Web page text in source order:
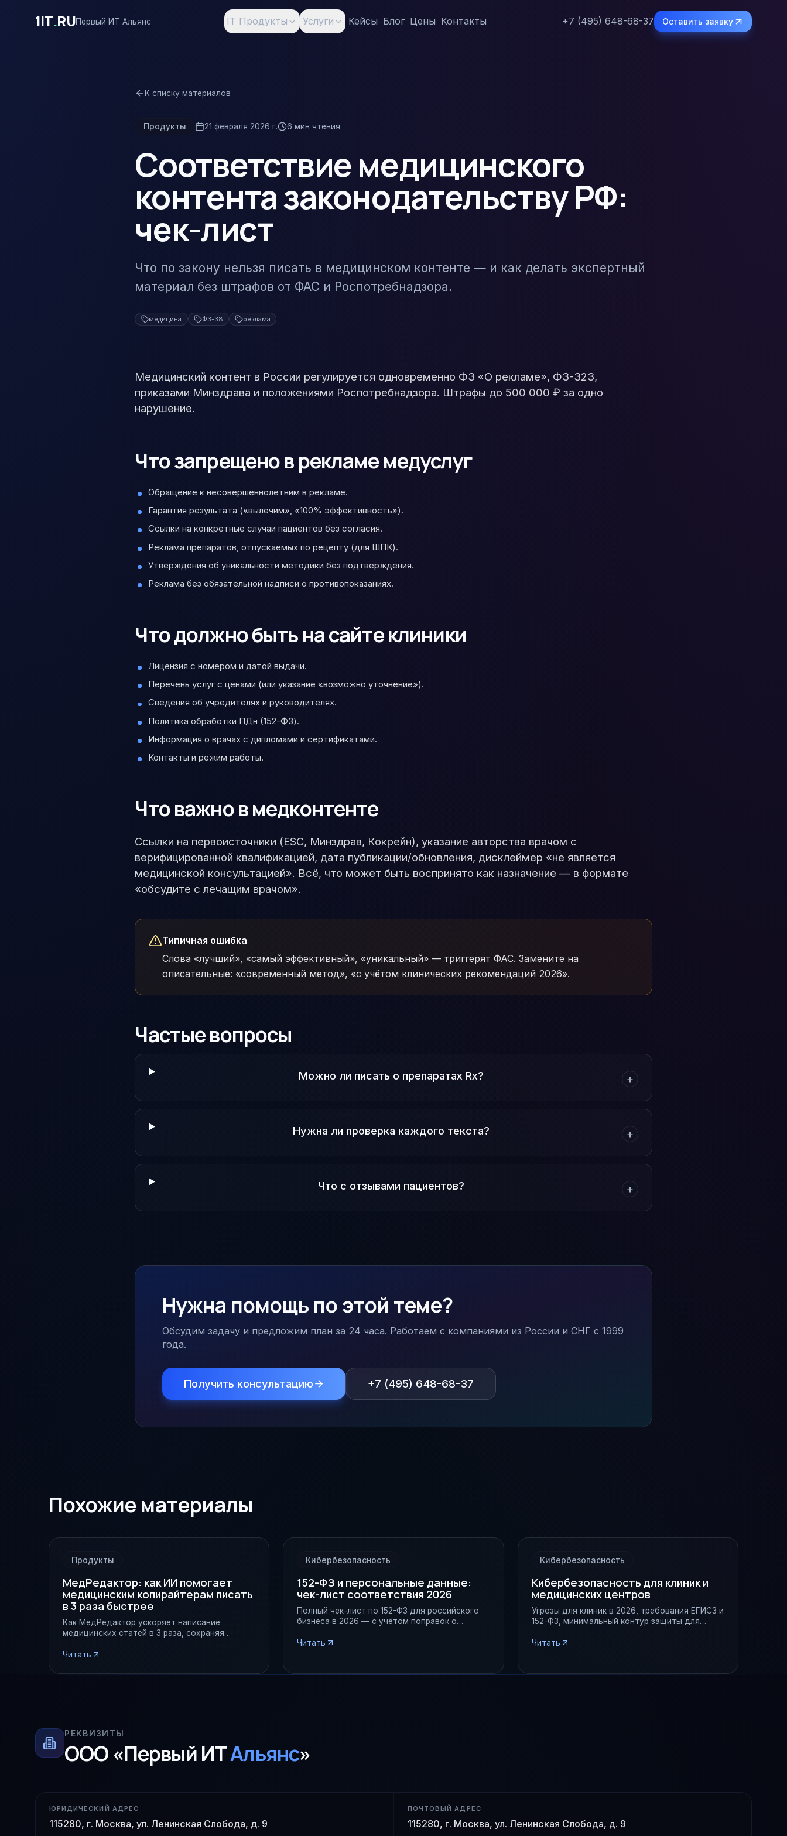
1IT.RUПервый ИТ Альянс IT Продукты Услуги Кейсы Блог Цены Контакты +7 (495) 648-68-37 Оставить заявку
К списку материалов
Продукты 21 февраля 2026 г. 6 мин чтения
Соответствие медицинского
контента законодательству РФ:
чек-лист
Что по закону нельзя писать в медицинском контенте — и как делать экспертный
материал без штрафов от ФАС и Роспотребнадзора.
медицина ФЗ-38 реклама
Медицинский контент в России регулируется одновременно ФЗ «О рекламе», ФЗ-323,
приказами Минздрава и положениями Роспотребнадзора. Штрафы до 500 000 ₽ за одно
нарушение.
Что запрещено в рекламе медуслуг
Обращение к несовершеннолетним в рекламе.
Гарантия результата («вылечим», «100% эффективность»).
Ссылки на конкретные случаи пациентов без согласия.
Реклама препаратов, отпускаемых по рецепту (для ШПК).
Утверждения об уникальности методики без подтверждения.
Реклама без обязательной надписи о противопоказаниях.
Что должно быть на сайте клиники
Лицензия с номером и датой выдачи.
Перечень услуг с ценами (или указание «возможно уточнение»).
Сведения об учредителях и руководителях.
Политика обработки ПДн (152-ФЗ).
Информация о врачах с дипломами и сертификатами.
Контакты и режим работы.
Что важно в медконтенте
Ссылки на первоисточники (ESC, Минздрав, Кокрейн), указание авторства врачом с
верифицированной квалификацией, дата публикации/обновления, дисклеймер «не является
медицинской консультацией». Всё, что может быть воспринято как назначение — в формате
«обсудите с лечащим врачом».
Типичная ошибка
Слова «лучший», «самый эффективный», «уникальный» — триггерят ФАС. Замените на
описательные: «современный метод», «с учётом клинических рекомендаций 2026».
Частые вопросы
Можно ли писать о препаратах Rx? +
Нужна ли проверка каждого текста? +
Что с отзывами пациентов? +
Нужна помощь по этой теме?
Обсудим задачу и предложим план за 24 часа. Работаем с компаниями из России и СНГ с 1999
года.
Получить консультацию +7 (495) 648-68-37
Похожие материалы
Продукты
МедРедактор: как ИИ помогает
медицинским копирайтерам писать
в 3 раза быстрее
Как МедРедактор ускоряет написание
медицинских статей в 3 раза, сохраняя
Минздрава.
Читать
Кибербезопасность
152-ФЗ и персональные данные:
чек-лист соответствия 2026
Полный чек-лист по 152-ФЗ для российского
бизнеса в 2026 — с учётом поправок о
локализации.
Читать
Кибербезопасность
Кибербезопасность для клиник и
медицинских центров
Угрозы для клиник в 2026, требования ЕГИСЗ и
152-ФЗ, минимальный контур защиты для
Читать
РЕКВИЗИТЫ
ООО «Первый ИТАльянс»
ЮРИДИЧЕСКИЙ АДРЕС
115280, г. Москва, ул. Ленинская Слобода, д. 9
ПОЧТОВЫЙ АДРЕС
115280, г. Москва, ул. Ленинская Слобода, д. 9